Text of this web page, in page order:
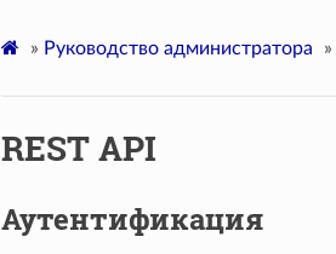
» Руководство администратора »
REST API
Аутентификация